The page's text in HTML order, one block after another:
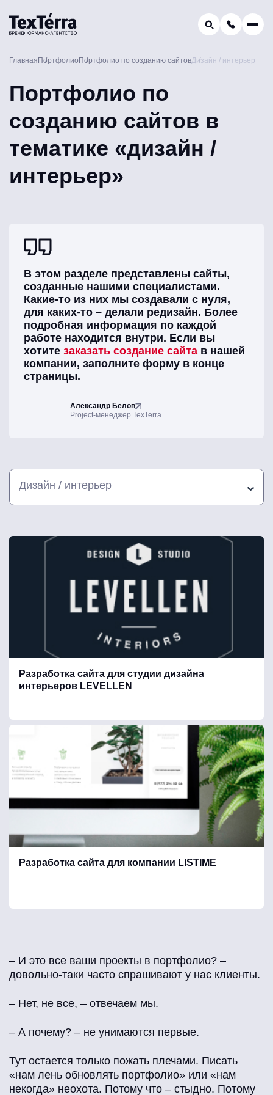
Телефон отдела продаж:
Наш e-mail:
Главная Портфолио Портфолио по созданию сайтовДизайн / интерьер
Портфолио по
созданию сайтов в
тематике «дизайн /
интерьер»
В этом разделе представлены сайты,
созданные нашими специалистами.
Какие-то из них мы создавали с нуля,
для каких-то – делали редизайн. Более
подробная информация по каждой
работе находится внутри. Если вы
хотите заказать создание сайта в нашей
компании, заполните форму в конце
страницы.
Александр Белов
Project-менеджер TexTerra
Дизайн / интерьер
Оборудование
Услуги
Строительство, отделочные и стройматериалы
Производство
Образование / курсы / вебинары
Медицина
Разработка сайта для студии дизайна
интерьеров LEVELLEN
Разработка сайта для компании LISTIME
– И это все ваши проекты в портфолио? –
довольно-таки часто спрашивают у нас клиенты.
– Нет, не все, – отвечаем мы.
– А почему? – не унимаются первые.
Тут остается только пожать плечами. Писать
«нам лень обновлять портфолио» или «нам
некогда» неохота. Потому что – стыдно. Потому